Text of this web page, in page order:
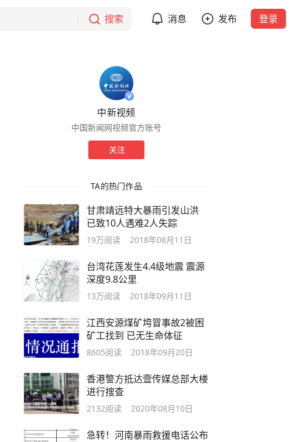
搜索 消息 发布 登录
中新视频
中国新闻网视频官方账号
关注
TA的热门作品
甘肃靖远特大暴雨引发山洪
已致10人遇难2人失踪
19万阅读 2018年08月11日
台湾花莲发生4.4级地震 震源
深度9.8公里
13万阅读 2018年09月11日
江西安源煤矿垮冒事故2被困
矿工找到 已无生命体征
8605阅读 2018年09月20日
香港警方抵达壹传媒总部大楼
进行搜查
2132阅读 2020年08月10日
急转！河南暴雨救援电话公布